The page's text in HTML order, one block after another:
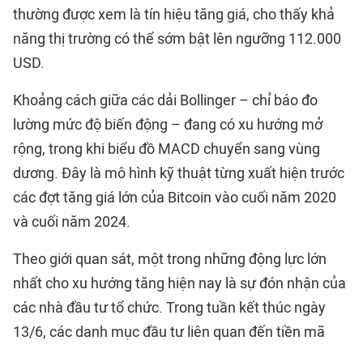
thường được xem là tín hiệu tăng giá, cho thấy khả
năng thị trường có thể sớm bật lên ngưỡng 112.000
USD.
Khoảng cách giữa các dải Bollinger – chỉ báo đo
lường mức độ biến động – đang có xu hướng mở
rộng, trong khi biểu đồ MACD chuyển sang vùng
dương. Đây là mô hình kỹ thuật từng xuất hiện trước
các đợt tăng giá lớn của Bitcoin vào cuối năm 2020
và cuối năm 2024.
Theo giới quan sát, một trong những động lực lớn
nhất cho xu hướng tăng hiện nay là sự đón nhận của
các nhà đầu tư tổ chức. Trong tuần kết thúc ngày
13/6, các danh mục đầu tư liên quan đến tiền mã